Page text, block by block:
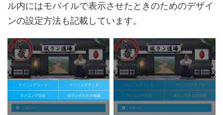
ル内にはモバイルで表示させたときのためのデザイ
ンの設定方法も記載しています。